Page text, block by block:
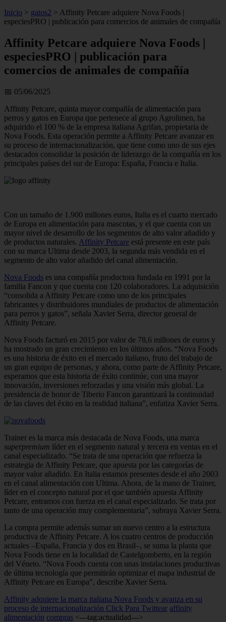
Inicio > gatos2 > Affinity Petcare adquiere Nova Foods |
especiesPRO | publicación para comercios de animales de compañía
Affinity Petcare adquiere Nova Foods |
especiesPRO | publicación para
comercios de animales de compañía
📅 05/06/2025
Affinity Petcare, quinta mayor compañía de alimentación para
perros y gatos en Europa que pertenece al grupo Agrolimen, ha
adquirido el 100 % de la empresa italiana Agrifan, propietaria de
Nova Foods. Esta operación permite a Affinity Petcare avanzar en
su proceso de internacionalización, que tiene como uno de sus ejes
destacados consolidar la posición de liderazgo de la compañía en los
principales países del sur de Europa: España, Francia e Italia.
Con un tamaño de 1.900 millones euros, Italia es el cuarto mercado
de Europa en alimentación para mascotas, y el que cuenta con un
mayor nivel de desarrollo de los segmentos de alto valor añadido y
de productos naturales. Affinity Petcare está presente en este país
con su marca Ultima desde 2003, la segunda más vendida en el
segmento de alto valor añadido del canal alimentación.
Nova Foods es una compañía productora fundada en 1991 por la
familia Fancon y que cuenta con 120 colaboradores. La adquisición
“consolida a Affinity Petcare como uno de los principales
fabricantes y distribuidores mundiales de productos de alimentación
para perros y gatos”, señala Xavier Serra, director general de
Affinity Petcare.
Nova Foods facturó en 2015 por valor de 78,6 millones de euros y
ha mostrado un gran crecimiento en los últimos años. “Nova Foods
es una historia de éxito en el mercado italiano, fruto del trabajo de
un gran equipo de personas, y ahora, como parte de Affinity Petcare,
esperamos que esta historia de éxito continúe, con una mayor
innovación, inversiones reforzadas y una visión más global. La
presidencia de honor de Tiberio Fancon garantizará la continuidad
de las claves del éxito en la realidad italiana”, enfatiza Xavier Serra.
Trainer es la marca más destacada de Nova Foods, una marca
superpremium líder en el segmento natural y tercera en ventas en el
canal especializado. “Se trata de una operación que refuerza la
estrategia de Affinity Petcare, que apuesta por las categorías de
mayor valor añadido. En Italia estamos presentes desde el año 2003
en el canal alimentación con Ultima. Ahora, de la mano de Trainer,
líder en el concepto natural por el que también apuesta Affinity
Petcare, entramos con fuerza en el canal especializado. Se trata por
tanto de una operación muy complementaria”, subraya Xavier Serra.
La compra permite además sumar un nuevo centro a la estructura
productiva de Affinity Petcare. A los cuatro centros de producción
actuales –España, Francia y dos en Brasil–, se suma la planta que
Nova Foods tiene en la localidad de Castelgomberto, en la región
del Véneto. “Nova Foods cuenta con unas instalaciones productivas
de última tecnología que permitirán optimizar el mapa industrial de
Affinity Petcare en Europa”, describe Xavier Serra.
Affinity adquiere la marca italiana Nova Foods y avanza en su
proceso de internacionalización Click Para Twittear affinity
alimentación compras <---tag:actualidad--->